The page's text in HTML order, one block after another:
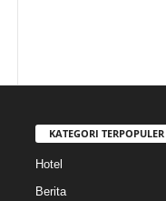
KATEGORI TERPOPULER
Hotel
Berita